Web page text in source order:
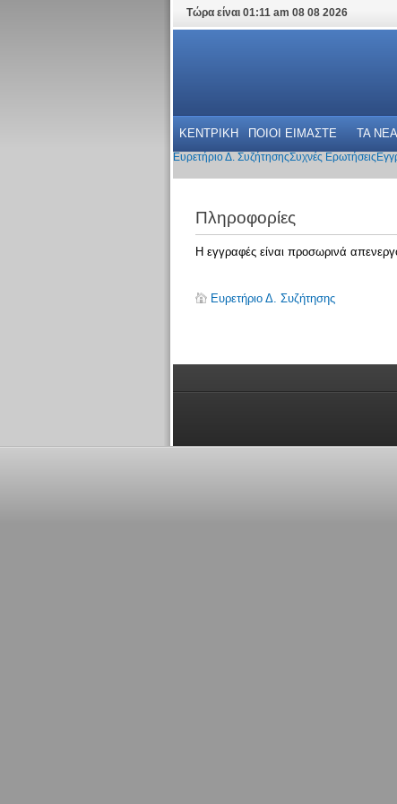
Τώρα είναι 01:11 am 08 08 2026
ΚΕΝΤΡΙΚΗ ΠΟΙΟΙ ΕΙΜΑΣΤΕ ΤΑ
Ευρετήριο Δ. ΣυζήτησηςΣυχνές Ερωτήσεις
Πληροφορίες
Η εγγραφές είναι προσωρινά
Ευρετήριο Δ. Συζήτησης